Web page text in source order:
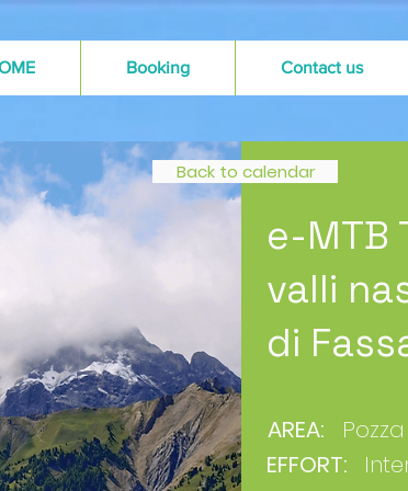
Booking Contact us
Back to calendar
e-MTB
valli
di
AREA:
EFFORT: